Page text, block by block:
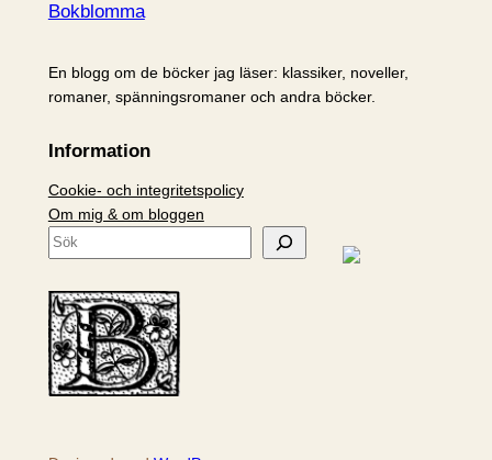
Bokblomma
En blogg om de böcker jag läser: klassiker, noveller,
romaner, spänningsromaner och andra böcker.
Information
Cookie- och integritetspolicy
Om mig & om bloggen
S
k